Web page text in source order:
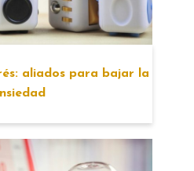
aliados para bajar la